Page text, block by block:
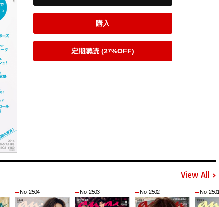
購入
定期購読 (27%OFF)
View All
No. 2504 No. 2503 No. 2502 No. 2501